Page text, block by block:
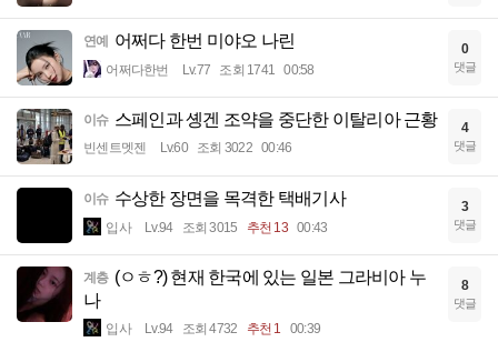
연예 어쩌다 한번 미야오 나린
어쩌다한번 Lv.77 조회 1741 00:58
0
댓글
이슈 스페인과 솅겐 조약을 중단한 이탈리아 근황
빈센트멧젠 Lv.60 조회 3022 00:46
4
댓글
이슈 수상한 장면을 목격한 택배기사
입사 Lv.94 조회 3015 추천 13 00:43
3
댓글
계층 (ㅇㅎ?) 현재 한국에 있는 일본 그라비아 누
나
입사 Lv.94 조회 4732 추천 1 00:39
8
댓글